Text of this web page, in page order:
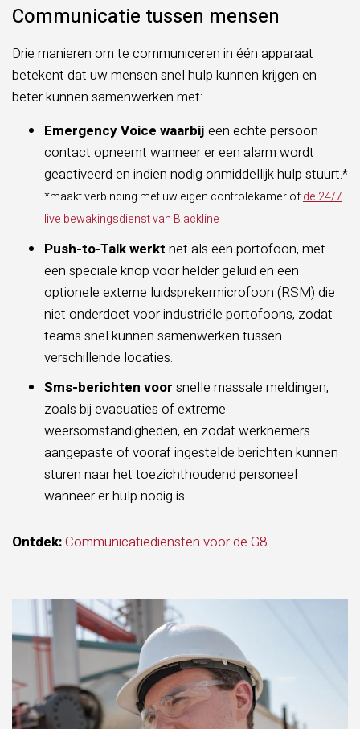
Communicatie tussen mensen
Drie manieren om te communiceren in één apparaat
betekent dat uw mensen snel hulp kunnen krijgen en
beter kunnen samenwerken met:
Emergency Voice waarbij een echte persoon
contact opneemt wanneer er een alarm wordt
geactiveerd en indien nodig onmiddellijk hulp stuurt.*
*maakt verbinding met uw eigen controlekamer ofde 24/7
live bewakingsdienst van Blackline
Push-to-Talk werkt net als een portofoon, met
een speciale knop voor helder geluid en een
optionele externe luidsprekermicrofoon (RSM) die
niet onderdoet voor industriële portofoons, zodat
teams snel kunnen samenwerken tussen
verschillende locaties.
Sms-berichten voor snelle massale meldingen,
zoals bij evacuaties of extreme
weersomstandigheden, en zodat werknemers
aangepaste of vooraf ingestelde berichten kunnen
sturen naar het toezichthoudend personeel
wanneer er hulp nodig is.
Ontdek:Communicatiediensten voor de G8